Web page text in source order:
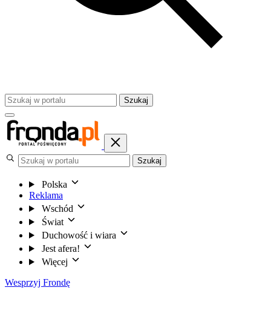
Szukaj
Szukaj
Polska
Reklama
Wschód
Świat
Duchowość i wiara
Jest afera!
Więcej
Wesprzyj Frondę